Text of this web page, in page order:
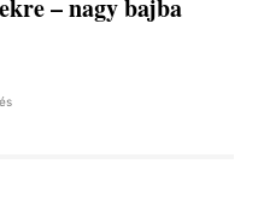
– nagy bajba